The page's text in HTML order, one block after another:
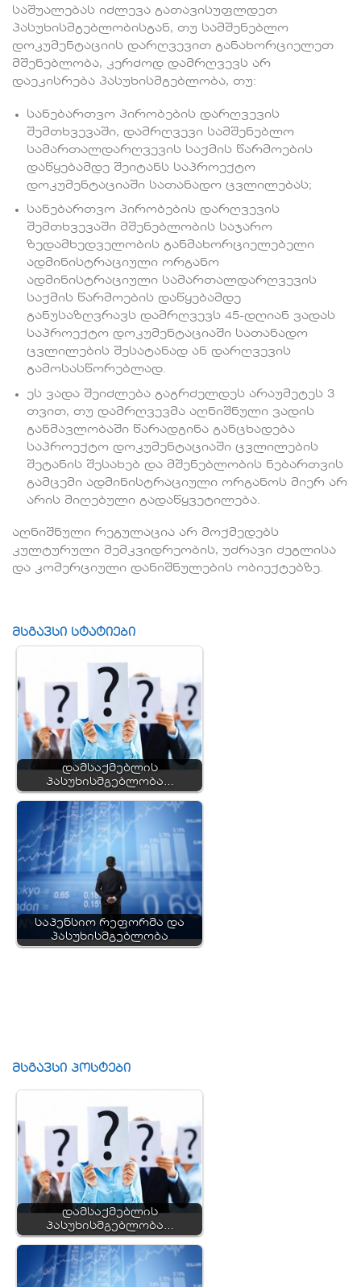
საშუალებას იძლევა გათავისუფლდეთ
პასუხისმგებლობისგან, თუ სამშენებლო
დოკუმენტაციის დარღვევით განახორციელეთ
მშენებლობა, კერძოდ დამრღვევს არ
დაეკისრება პასუხისმგებლობა, თუ:
სანებართვო პირობების დარღვევის
შემთხვევაში, დამრღვევი სამშენებლო
სამართალდარღვევის საქმის წარმოების
დაწყებამდე შეიტანს საპროექტო
დოკუმენტაციაში სათანადო ცვლილებას;
სანებართვო პირობების დარღვევის
შემთხვევაში მშენებლობის საჯარო
ზედამხედველობის განმახორციელებელი
ადმინისტრაციული ორგანო
ადმინისტრაციული სამართალდარღვევის
საქმის წარმოების დაწყებამდე
განუსაზღვრავს დამრღვევს 45-დღიან ვადას
საპროექტო დოკუმენტაციაში სათანადო
ცვლილების შესატანად ან დარღვევის
გამოსასწორებლად.
ეს ვადა შეიძლება გაგრძელდეს არაუმეტეს 3
თვით, თუ დამრღვევმა აღნიშნული ვადის
განმავლობაში წარადგინა განცხადება
საპროექტო დოკუმენტაციაში ცვლილების
შეტანის შესახებ და მშენებლობის ნებართვის
გამცემი ადმინისტრაციული ორგანოს მიერ არ
არის მიღებული გადაწყვეტილება.
აღნიშნული რეგულაცია არ მოქმედებს
კულტურული მემკვიდრეობის, უძრავი ძეგლისა
და კომერციული დანიშნულების ობიექტებზე.
მსგავსი სტატიები
დამსაქმებლის
პასუხისმგებლობა…
საპენსიო რეფორმა და
პასუხისმგებლობა
მსგავსი პოსტები
დამსაქმებლის
პასუხისმგებლობა…